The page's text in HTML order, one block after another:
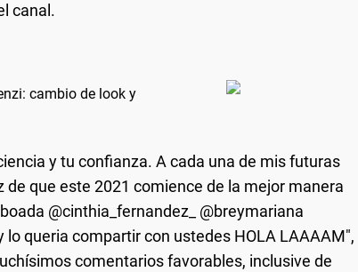
canal.
cambio de look y
y tu confianza. A cada una de mis futuras
que este 2021 comience de la mejor manera
@cinthia_fernandez_ @breymariana
lo queria compartir con ustedes HOLA LAAAAM",
comentarios favorables, inclusive de